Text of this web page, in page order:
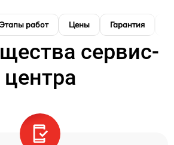
Этапы работ Цены Гарантия
сервис-
центра